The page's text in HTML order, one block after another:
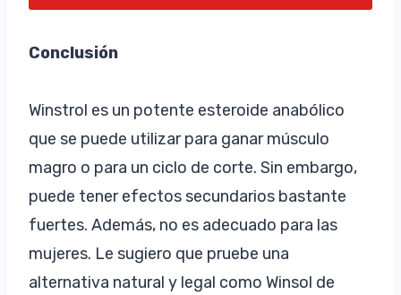
Conclusión
Winstrol es un potente esteroide anabólico
que se puede utilizar para ganar músculo
magro o para un ciclo de corte. Sin embargo,
puede tener efectos secundarios bastante
fuertes. Además, no es adecuado para las
mujeres. Le sugiero que pruebe una
alternativa natural y legal como Winsol de